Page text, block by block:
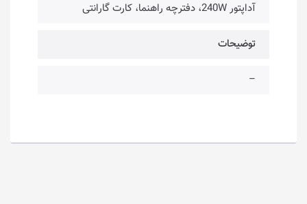
آداپتور 240W، دفترچه راهنما، کارت گارانتی
توضیحات
–